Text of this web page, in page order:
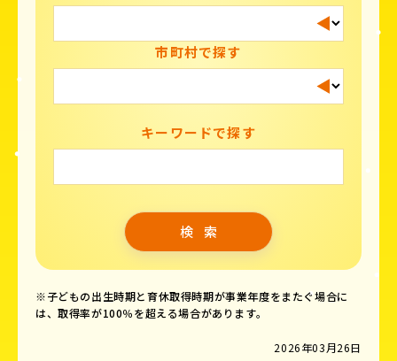
市町村で探す
キーワードで探す
※子どもの出生時期と育休取得時期が事業年度をまたぐ場合に
は、取得率が100％を超える場合があります。
2026年03月26日